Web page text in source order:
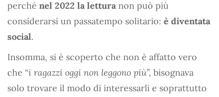
perché nel 2022 la lettura non può più
considerarsi un passatempo solitario: è diventata
social.
Insomma, si è scoperto che non è affatto vero
che “i ragazzi oggi non leggono più”, bisognava
solo trovare il modo di interessarli e soprattutto